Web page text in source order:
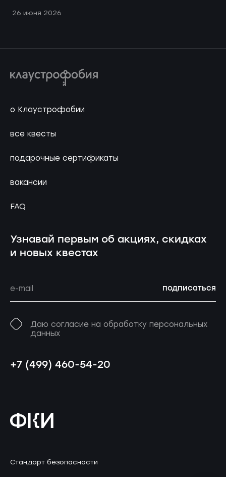
26 июня 2026
о Клаустрофобии
все квесты
подарочные сертификаты
вакансии
FAQ
Узнавай первым об акциях, скидках
и новых квестах
подписаться
Даю согласие на обработку персональных
данных
+7 (499) 460-54-20
Стандарт безопасности